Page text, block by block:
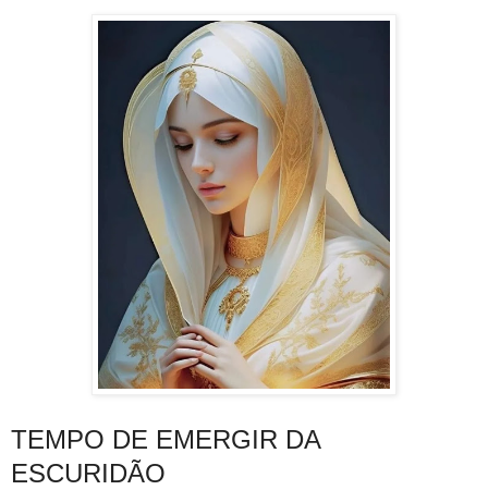
TEMPO DE EMERGIR DA
ESCURIDÃO